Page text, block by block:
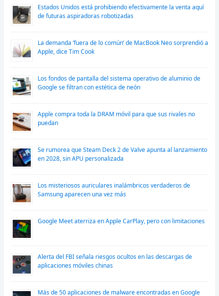
Estados Unidos está prohibiendo efectivamente la venta aquí
de futuras aspiradoras robotizadas
La demanda ‘fuera de lo común’ de MacBook Neo sorprendió a
Apple, dice Tim Cook
Los fondos de pantalla del sistema operativo de aluminio de
Google se filtran con estética de neón
Apple compra toda la DRAM móvil para que sus rivales no
puedan
Se rumorea que Steam Deck 2 de Valve apunta al lanzamiento
en 2028, sin APU personalizada
Los misteriosos auriculares inalámbricos verdaderos de
Samsung aparecen una vez más
Google Meet aterriza en Apple CarPlay, pero con limitaciones
Alerta del FBI señala riesgos ocultos en las descargas de
aplicaciones móviles chinas
Más de 50 aplicaciones de malware encontradas en Google